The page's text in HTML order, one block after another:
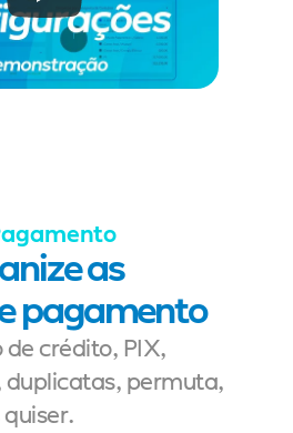
as
pagamento
de crédito, PIX,
duplicatas, permuta,
quiser.